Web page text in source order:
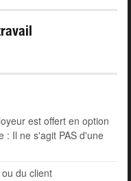
est offert en option
: Il ne s'agit PAS d'une
du client